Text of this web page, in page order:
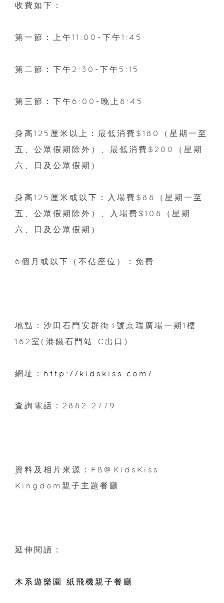
收費如下：
第一節：上午11:00-下午1:45
第二節：下午2:30-下午5:15
第三節：下午6:00-晚上8:45
身高125厘米以上：最低消費$180（星期一至
五、公眾假期除外）、最低消費$200（星期
六、日及公眾假期）
身高125厘米或以下：入場費$88（星期一至
五、公眾假期除外）、入場費$108（星期
六、日及公眾假期）
6個月或以下（不佔座位）：免費
地點：沙田石門安群街3號京瑞廣場一期1樓
162室(港鐵石門站 C出口)
網址： http://kidskiss.com/
查詢電話：2882 2779
資料及相片來源：FB@KidsKiss
Kingdom親子主題餐廳
延伸閱讀：
木系遊樂園 紙飛機親子餐廳